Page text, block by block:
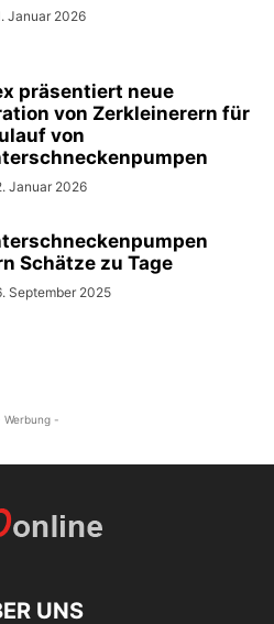
Januar 2026
präsentiert neue
von Zerkleinerern für
von
Januar 2026
Schätze zu Tage
September 2025
Werbung -
UNS